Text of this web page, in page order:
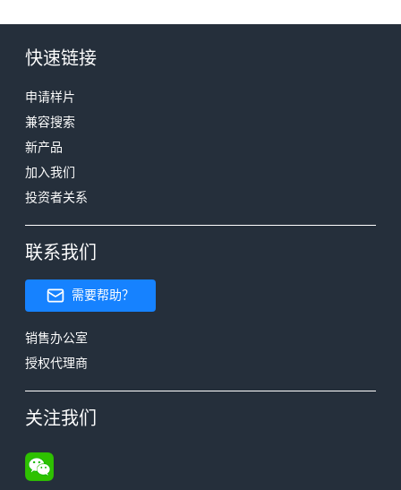
快速链接
申请样片
兼容搜索
新产品
加入我们
投资者关系
联系我们
需要帮助？
销售办公室
授权代理商
关注我们